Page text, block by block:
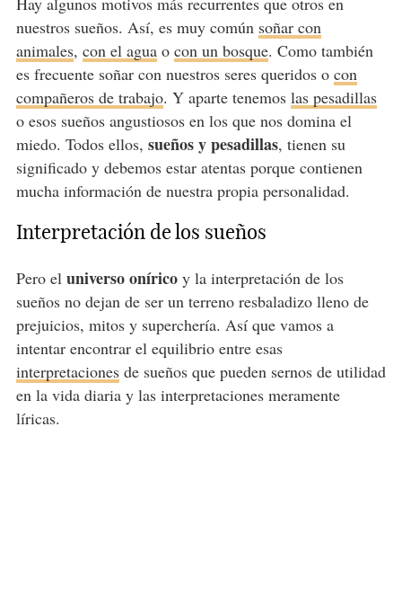
nuestros sueños. Así, es muy común soñar con
animales, con el aguao con un bosque. Como también
es frecuente soñar con nuestros seres queridos o con
compañeros de trabajo. Y aparte tenemos las pesadillas
o esos sueños angustiosos en los que nos domina el
miedo. Todos ellos, sueños y pesadillas, tienen su
significado y debemos estar atentas porque contienen
mucha información de nuestra propia personalidad.
Interpretación de los sueños
Pero el universo oníricoy la interpretación de los
sueños no dejan de ser un terreno resbaladizo lleno de
prejuicios, mitos y superchería. Así que vamos a
intentar encontrar el equilibrio entre esas
interpretacionesde sueños que pueden sernos de utilidad
en la vida diaria y las interpretaciones meramente
líricas.